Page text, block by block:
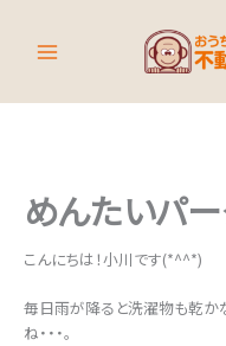
キ
めんたいパ
こんにちは！小川です(*^^*)
毎日雨が降ると洗濯物も乾か
ね・・・。